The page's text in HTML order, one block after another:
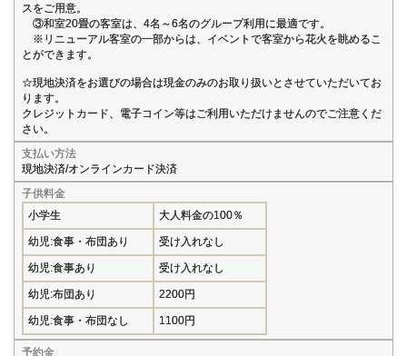
スをご用意。
③和室20畳の客室は、4名～6名のグループ利用に最適です。
※リニューアル客室の一部からは、イベントで客室から花火を眺めるこ
とができます。
☆現地決済をお選びの場合は現金のみのお取り扱いとさせていただいてお
ります。
クレジットカード、電子コイン等はご利用いただけませんのでご注意くだ
さい。
支払い方法
現地決済/オンラインカード決済
子供料金
小学生
大人料金の100％
幼児:食事・布団あり 受け入れなし
幼児:食事あり 受け入れなし
幼児:布団あり 2200円
幼児:食事・布団なし 1100円
予約金